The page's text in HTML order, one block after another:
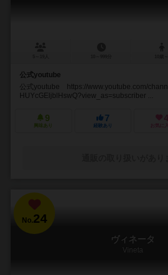
公式youtube
公式youtube https://www.youtube.com/
HUYcGEljblHswQ?view_as=subscriber ...
9
興味あり
7
経験あり
4
お気に
No.24
ヴィネータ
Vineta